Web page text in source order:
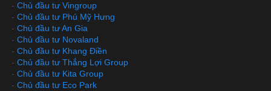
- Chủ đầu tư Vingroup
- Chủ đầu tư Phú Mỹ Hưng
- Chủ đầu tư An Gia
- Chủ đầu tư Novaland
- Chủ đầu tư Khang Điền
- Chủ đầu tư Thắng Lợi Group
- Chủ đầu tư Kita Group
- Chủ đầu tư Eco Park